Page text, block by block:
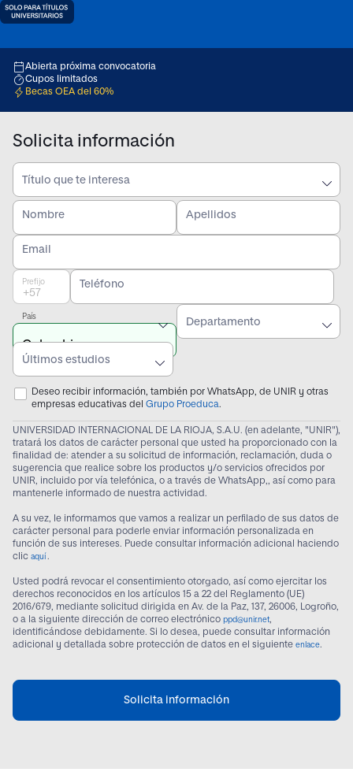
Abierta próxima convocatoria
Cupos limitados
Becas OEA del 60%
Solicita información
Título que te interesa
Nombre Apellidos
Email
Prefijo Teléfono
País
Departamento
Últimos estudios
Deseo recibir información, también por WhatsApp, de UNIR y otras
empresas educativas del Grupo Proeduca.
UNIVERSIDAD INTERNACIONAL DE LA RIOJA, S.A.U. (en adelante, "UNIR"),
tratará los datos de carácter personal que usted ha proporcionado con la
finalidad de: atender a su solicitud de información, reclamación, duda o
sugerencia que realice sobre los productos y/o servicios ofrecidos por
UNIR, incluido por vía telefónica, o a través de WhatsApp,, así como para
mantenerle informado de nuestra actividad.
A su vez, le informamos que vamos a realizar un perfilado de sus datos de
carácter personal para poderle enviar información personalizada en
función de sus intereses. Puede consultar información adicional haciendo
clic aquí .
Usted podrá revocar el consentimiento otorgado, así como ejercitar los
derechos reconocidos en los artículos 15 a 22 del Reglamento (UE)
2016/679, mediante solicitud dirigida en Av. de la Paz, 137, 26006, Logroño,
o a la siguiente dirección de correo electrónico ppd@unir.net,
identificándose debidamente. Si lo desea, puede consultar información
adicional y detallada sobre protección de datos en el siguiente enlace.
Solicita información